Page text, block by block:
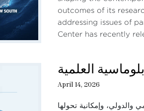
outcomes of its
addressing issues of
Center has recently
العلمية
April 14, 2026
والدولي، وإمكانية تحولها